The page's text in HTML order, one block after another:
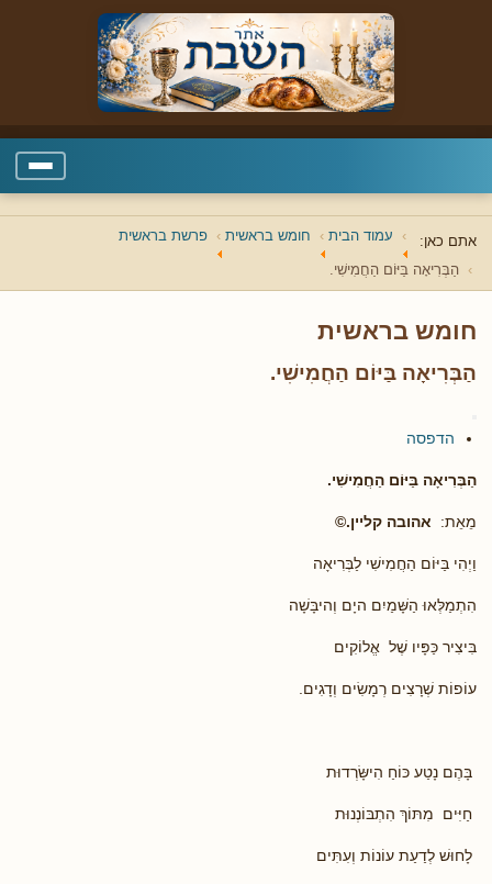
אתם כאן: עמוד הבית חומש בראשית פרשת בראשית
הַבְּרִיאָה בַּיּוֹם הַחֲמִישִׁי.
חומש בראשית
הַבְּרִיאָה בַּיּוֹם הַחֲמִישִׁי.
הדפסה
הַבְּרִיאָה בַּיּוֹם הַחֲמִישִׁי.
מֵאֵת: אהובה קליין.©
וַיְהִי בַּיּוֹם הַחֲמִישִׁי לַבְּרִיאָה
הִתְמַלְּאוּ הַשָּׁמַיִם היָם וְהיבָּשָׁה
בִּיצִיר כַּפָּיו שֶׁל אֱלוֹקִים
עוֹפוֹת שְׁרָצִים רְמָשִׂים וְדָגִים.
בָּהֶם נָטַע כּוֹחַ הִישָּׂרְדוּת
חַיִּים מִתּוֹךְ הִתְבּוֹנְנוּת
לָחוּשׁ לְדַעַת עוֹנוֹת וְעִתִּים